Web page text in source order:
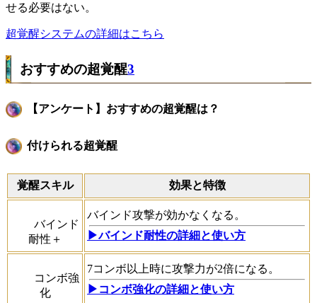
せる必要はない。
超覚醒システムの詳細はこちら
おすすめの超覚醒3
【アンケート】おすすめの超覚醒は？
付けられる超覚醒
覚醒スキル 効果と特徴
バインド
耐性＋
バインド攻撃が効かなくなる。
▶︎バインド耐性の詳細と使い方
コンボ強
化
7コンボ以上時に攻撃力が2倍になる。
▶コンボ強化の詳細と使い方